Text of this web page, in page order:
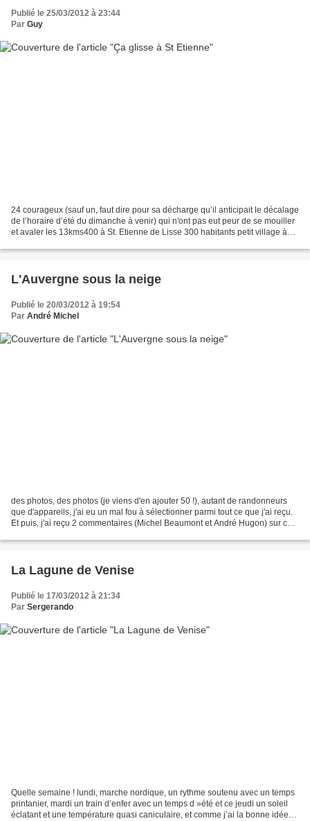
Publié le 25/03/2012 à 23:44
Par Guy
24 courageux (sauf un, faut dire pour sa décharge qu’il anticipait le décalage
de l’horaire d’été du dimanche à venir) qui n'ont pas eut peur de se mouiller
et avaler les 13kms400 à St. Etienne de Lisse 300 habitants petit village à
L'Auvergne sous la neige
Publié le 20/03/2012 à 19:54
Par André Michel
des photos, des photos (je viens d'en ajouter 50 !), autant de randonneurs
que d'appareils, j'ai eu un mal fou à sélectionner parmi tout ce que j'ai reçu.
Et puis, j'ai reçu 2 commentaires (Michel Beaumont et André Hugon) sur ce
La Lagune de Venise
Publié le 17/03/2012 à 21:34
Par Sergerando
Quelle semaine ! lundi, marche nordique, un rythme soutenu avec un temps
printanier, mardi un train d’enfer avec un temps d »été et ce jeudi un soleil
éclatant et une température quasi caniculaire, et comme j’ai la bonne idée